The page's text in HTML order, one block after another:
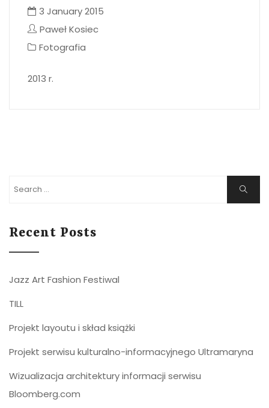
3 January 2015
Paweł Kosiec
Fotografia
2013 r.
Search
Search
Recent Posts
Jazz Art Fashion Festiwal
TILL
Projekt layoutu i skład książki
Projekt serwisu kulturalno-informacyjnego Ultramaryna
Wizualizacja architektury informacji serwisu
Bloomberg.com